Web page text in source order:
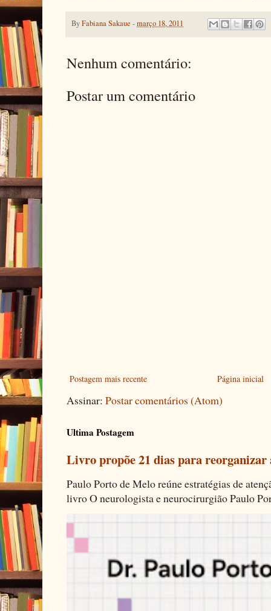
ByFabiana Sakaue -março 18, 2011
Nenhum comentário:
Postar um comentário
Postagem mais recente Página inicial
Assinar: Postar comentários (Atom)
Ultima Postagem
Livro propõe 21 dias para
Paulo Porto de Melo reúne estratégias de
livro O neurologista e neurocirurgião Paulo